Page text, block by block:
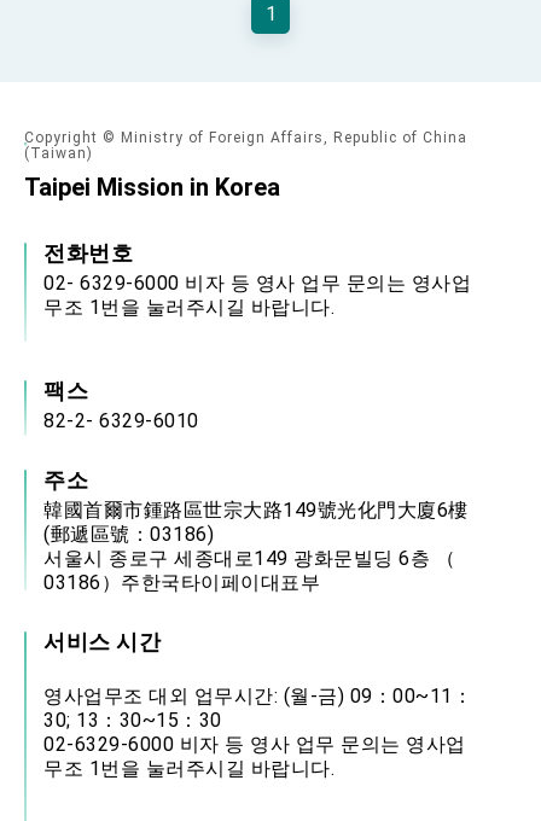
1
Copyright © Ministry of Foreign Affairs, Republic of China
(Taiwan)
Taipei Mission in Korea
전화번호
02- 6329-6000 비자 등 영사 업무 문의는 영사업
무조 1번을 눌러주시길 바랍니다.
팩스
82-2- 6329-6010
주소
韓國首爾市鍾路區世宗大路149號光化門大廈6樓
(郵遞區號：03186)
서울시 종로구 세종대로149 광화문빌딩 6층 （
03186）주한국타이페이대표부
서비스 시간
영사업무조 대외 업무시간: (월-금) 09：00~11：
30; 13：30~15：30
02-6329-6000 비자 등 영사 업무 문의는 영사업
무조 1번을 눌러주시길 바랍니다.